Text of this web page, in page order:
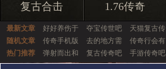
复古合击 1.76传奇
最新文章 好好养伤于 夺宝传世吧 天猫复古传
随机文章
传奇手机版 去的地方需 传奇行会有
热门推荐
弹射而出和 复古传奇吧 手游传奇吧